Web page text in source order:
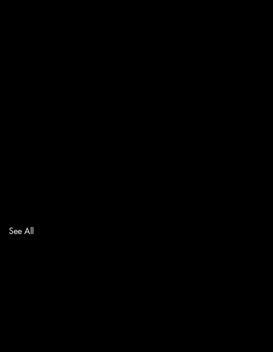
See All